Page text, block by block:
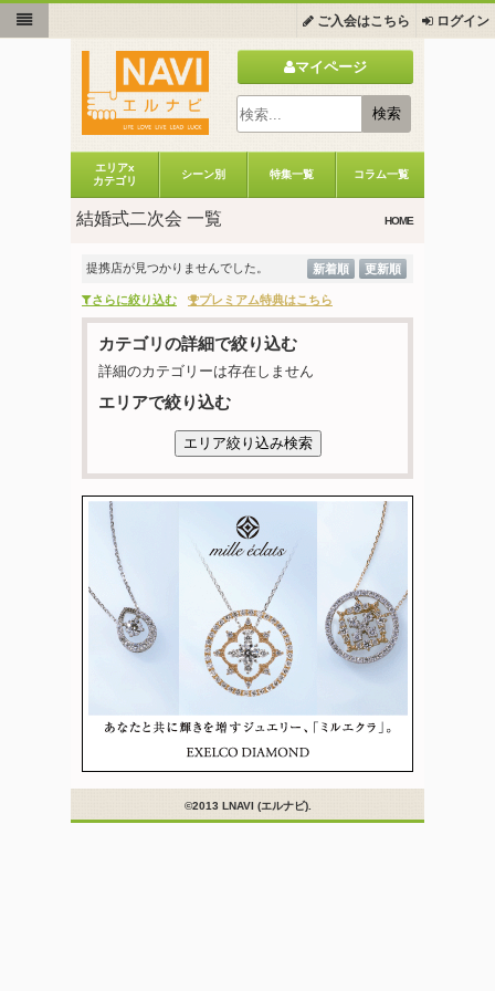
マイページ
ご入会はこちら ログイン
エリアx
カテゴリ
シーン別 特集一覧 コラム一覧
結婚式二次会 一覧 HOME
提携店が見つかりませんでした。 新着順 更新順
さらに絞り込む プレミアム特典はこちら
カテゴリの詳細で絞り込む
詳細のカテゴリーは存在しません
エリアで絞り込む
©2013 LNAVI (エルナビ).